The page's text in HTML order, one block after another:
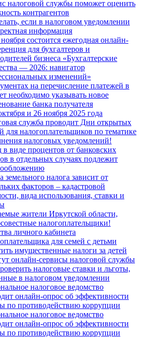
налоговой службы поможет оценить
контрагентов
если в налоговом уведомлении
информация
состоится ежегодная онлайн-
для бухгалтеров и
бизнеса «Бухгалтерские
— 2026: навигатор
изменений»
на перечисление платежей в
необходимо указывать новое
банка получателя
и 26 ноября 2025 года
служба проводит Дни открытых
для налогоплательщиков по тематике
налоговых уведомлений!
в виде процентов от банковских
в отдельных случаях подлежит
земельного налога зависит от
факторов – кадастровой
вида использования, ставки и
жители Иркутской области,
налогоплательщики!
личного кабинета
для семей с детьми
имущественные налоги за детей
онлайн-сервисы налоговой службы
налоговые ставки и льготы,
в налоговом уведомлении
налоговое ведомство
онлайн-опрос об эффективности
по противодействию коррупции
налоговое ведомство
онлайн-опрос об эффективности
по противодействию коррупции